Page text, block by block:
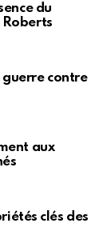
du
guerre contre
aux
clés des